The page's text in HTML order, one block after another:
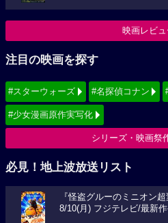
映画レビュ
注目の映画を探す
#スターウォーズ #名探偵コナン
#少女漫画原作実写化
シリーズ・映画祭
必見！地上波放送リスト
『怪盗グルーのミニオン超
8/10(月) フジテレビ/最新